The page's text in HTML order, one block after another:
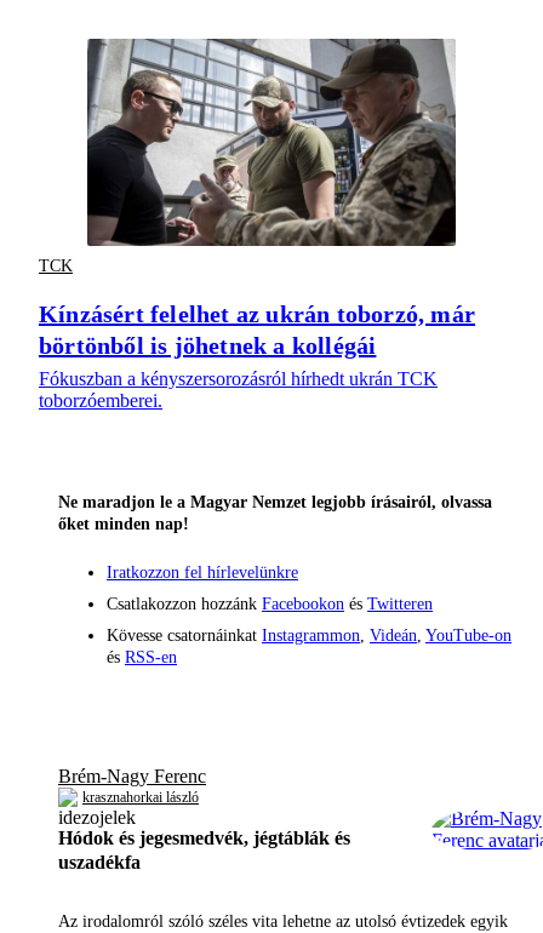
TCK
Kínzásért felelhet az ukrán toborzó, már
börtönből is jöhetnek a kollégái
Fókuszban a kényszersorozásról hírhedt ukrán TCK
toborzóemberei.
Ne maradjon le a Magyar Nemzet legjobb írásairól, olvassa
őket minden nap!
Iratkozzon fel hírlevelünkre
Csatlakozzon hozzánk Facebookon és Twitteren
Kövesse csatornáinkat Instagrammon Videán YouTube-on
és RSS-en
Brém-Nagy Ferenc
krasznahorkai lászló
Hódok és jegesmedvék, jégtáblák és
uszadékfa
Az irodalomról szóló széles vita lehetne az utolsó évtizedek egyik